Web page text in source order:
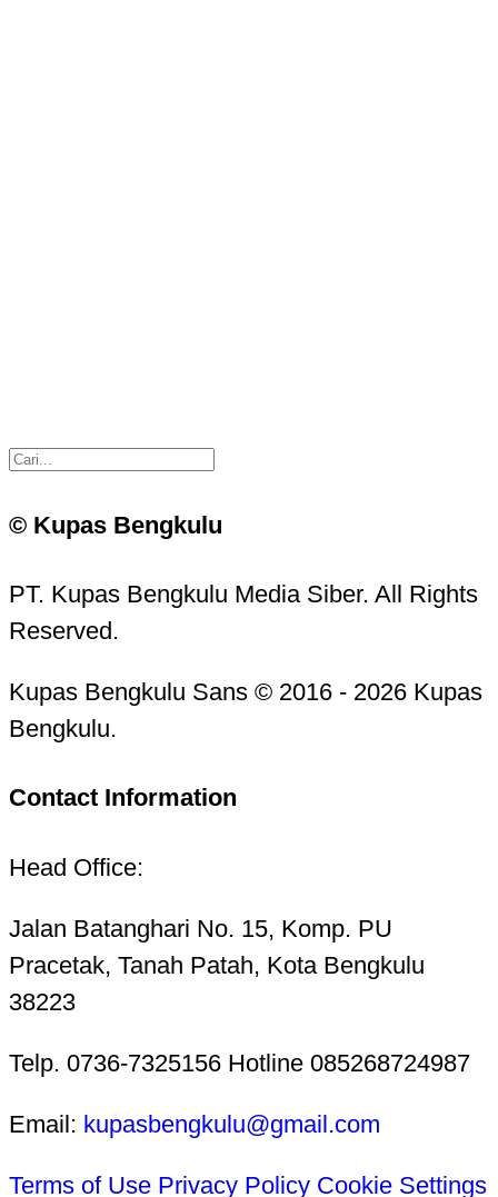
© Kupas Bengkulu
PT. Kupas Bengkulu Media Siber. All Rights
Reserved.
Kupas Bengkulu Sans © 2016 - 2026 Kupas
Bengkulu.
Contact Information
Head Office:
Jalan Batanghari No. 15, Komp. PU
Pracetak, Tanah Patah, Kota Bengkulu
38223
Telp. 0736-7325156 Hotline 085268724987
Email: kupasbengkulu@gmail.com
Terms of Use Privacy Policy Cookie Settings